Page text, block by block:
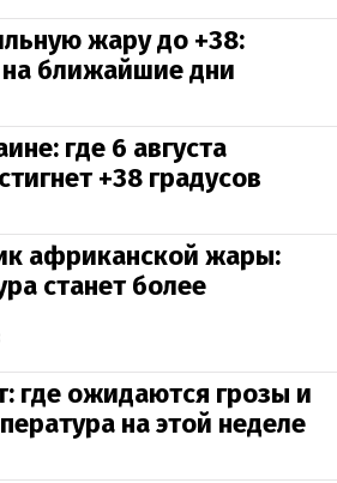
жару до +38:
ближайшие дни
где 6 августа
+38 градусов
африканской жары:
станет более
где ожидаются грозы и
на этой неделе